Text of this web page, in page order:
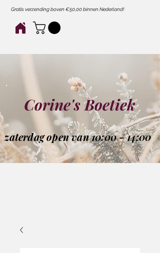
Gratis verzending boven €50,00 binnen Nederland!
Corine's Boetiek
zaterdag open van 10:00 - 14:00